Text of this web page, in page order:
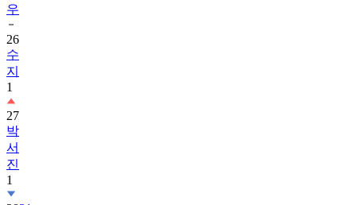
우
26
수
지
1
27
박
서
진
1